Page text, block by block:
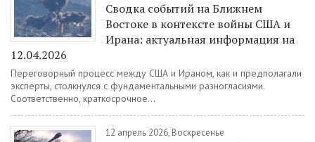
Сводка событий на Ближнем
Востоке в контексте войны США и
Ирана: актуальная информация на
12.04.2026
Переговорный процесс между США и Ираном, как и предполагали
эксперты, столкнулся с фундаментальными разногласиями.
Соответственно, краткосрочное...
12 апрель 2026, Воскресенье